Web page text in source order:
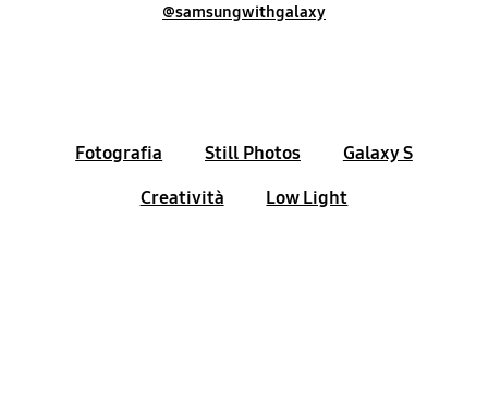
@samsungwithgalaxy
Fotografia Still Photos
Galaxy S
Creatività
Low Light